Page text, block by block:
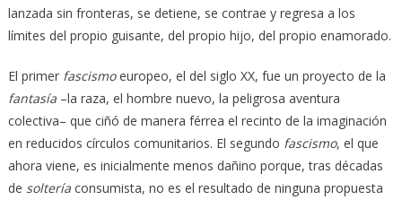
lanzada sin fronteras, se detiene, se contrae y regresa a los
límites del propio guisante, del propio hijo, del propio enamorado.
El primer fascismoeuropeo, el del siglo XX, fue un proyecto de la
fantasía–la raza, el hombre nuevo, la peligrosa aventura
colectiva– que ciñó de manera férrea el recinto de la imaginación
en reducidos círculos comunitarios. El segundo fascismo, el que
ahora viene, es inicialmente menos dañino porque, tras décadas
de solteríaconsumista, no es el resultado de ninguna propuesta